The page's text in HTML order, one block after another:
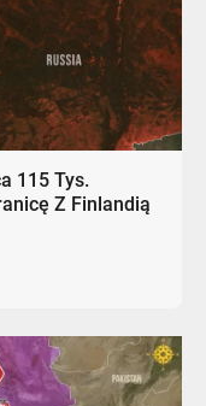
115 Tys.
Z Finlandią